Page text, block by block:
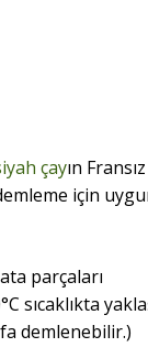
çayın
için
parçaları
sıcaklıkta
demlenebilir.)